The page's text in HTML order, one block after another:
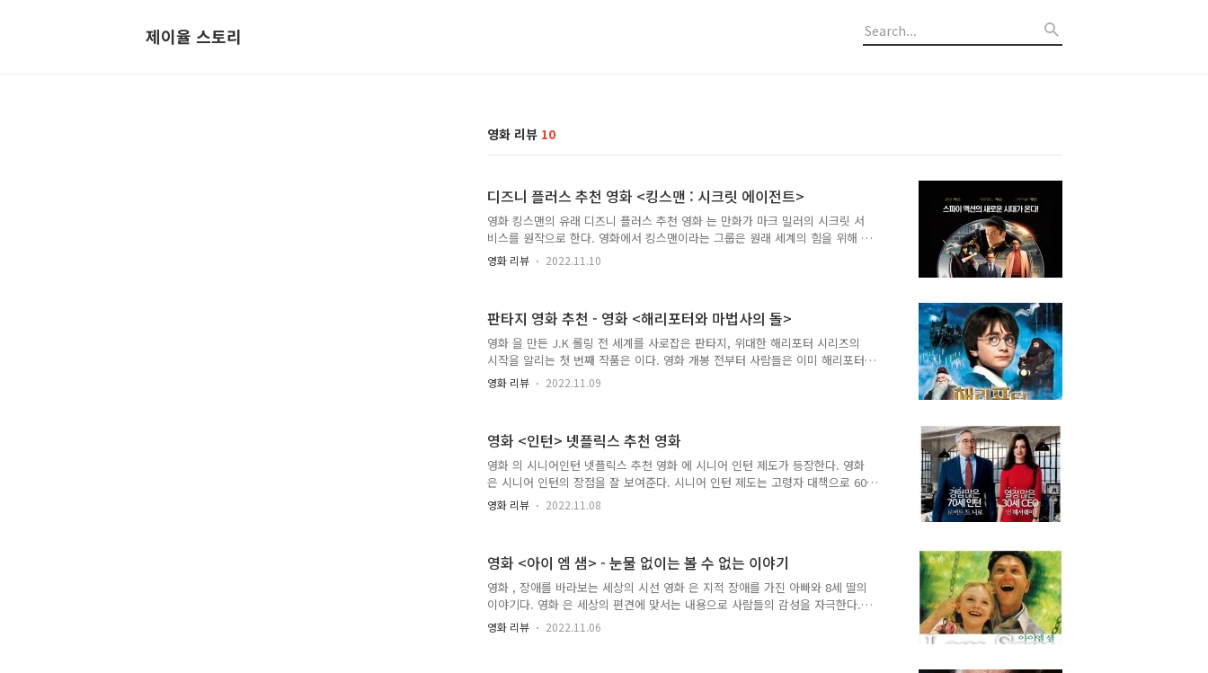
제이율 스토리
영화 리뷰 10
디즈니 플러스 추천 영화 <킹스맨 : 시크릿 에이전트>
영화 킹스맨의 유래 디즈니 플러스 추천 영화 는 만화가 마크 밀러의 시크릿 서
비스를 원작으로 한다. 영화에서 킹스맨이라는 그룹은 원래 세계의 힘을 위해 옷
을 만드는 재단사 그룹이었다. 제1차 세계 대전이 발발한 후 많은 젊은이들이 죽
임을 당했다. 우리나라에서 남자가 군대를 가야 하는 것처럼 당시 유럽에서는 남
은 집권자들은 남겨둘 곳이 없는 자신의 부를 세계 평화를 위해 사용하고 싶어
한다. 그들은 재산을 재단사 협회인 킹스맨에 기부했으며 나중에 세계 평화를 위
해 일하는 조직이 되었다. 또한 킹스맨 요원들의 코드네임은 원탁의 기사들의 이
름을 코드네임으로 사..
영화 리뷰 2022.11.10
판타지 영화 추천 - 영화 <해리포터와 마법사의 돌>
영화 을 만든 J.K 롤링 전 세계를 사로잡은 판타지, 위대한 해리포터 시리즈의
시작을 알리는 첫 번째 작품은 이다. 영화 개봉 전부터 사람들은 이미 해리포터
에 푹 빠져 있었다. 해리포터 시리즈는 이미 판타지 소설로 인기를 끌었다. 아마
도 시리즈의 네 번째 책인 불사조 기사단이 마법사의 돌이 개봉할 때 출판되었
었다. 그녀는 직업이 없어 생계를 꾸리기 위해 글을 쓰기로 결심한다. J.K 롤링
은 아이를 키우며 글을 썼다. 그리고 그녀는 세계를 사로잡은 판타지 해리포터와
마법사의 돌을 완성한다. 그녀는 이 한 권의 책으로 베스트셀러 작가가 되어 엄
청..
영화 리뷰 2022.11.09
영화 <인턴> 넷플릭스 추천 영화
영화 의 시니어인턴 넷플릭스 추천 영화 에 시니어 인턴 제도가 등장한다. 영화
은 시니어 인턴의 장점을 잘 보여준다. 시니어 인턴 제도는 고령자 대책으로 60
세 이상 구직자에게 취업 기회를 제공하는 제도이다. 국가에서도 급여를 제공하
기 때문에 기업도 인건비를 줄일 수 있다. 이를 위해 시니어 인턴 제도를 도입했
분의 기업은 인건비 절감을 목적으로 인턴십을 실시한다. 결과적으로 그들은 전
공보다 단순한 작업에 더 많은 시간을 소비한다. 시니어 인턴십은 좋은 시스템이
다. 영화와 현실은 다르고 사람마다 요구하는 바도 다르지만 영화가 우리에게 좋
은 방향을 제시..
영화 리뷰 2022.11.08
영화 <아이 엠 샘> - 눈물 없이는 볼 수 없는 이야기
영화 , 장애를 바라보는 세상의 시선 영화 은 지적 장애를 가진 아빠와 8세 딸의
이야기다. 영화 은 세상의 편견에 맞서는 내용으로 사람들의 감성을 자극한다.
지능이 낮은 아버지가 아이를 키우기에는 세상이 너무 가혹했다. 세상은 샘을 돕
지 않았다. 영화에서 샘은 세상의 편견 때문에 아이와 헤어지려 한다. 영화가 개
영화 리뷰 2022.11.06